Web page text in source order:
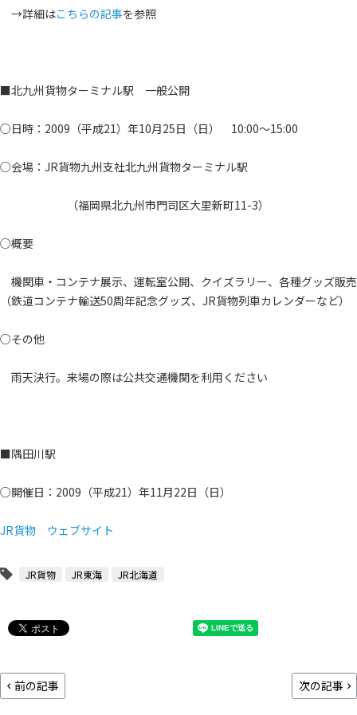
→詳細はこちらの記事を参照
■北九州貨物ターミナル駅 一般公開
○日時：2009（平成21）年10月25日（日） 10:00～15:00
○会場：JR貨物九州支社北九州貨物ターミナル駅
（福岡県北九州市門司区大里新町11-3）
○概要
機関車・コンテナ展示、運転室公開、クイズラリー、各種グッズ販売
（鉄道コンテナ輸送50周年記念グッズ、JR貨物列車カレンダーなど）
○その他
雨天決行。来場の際は公共交通機関を利用ください
■隅田川駅
○開催日：2009（平成21）年11月22日（日）
JR貨物 ウェブサイト
JR貨物 JR東海 JR北海道
前の記事 次の記事